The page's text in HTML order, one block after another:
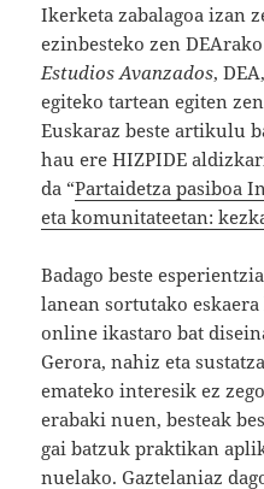
Ikerketa zabalagoa izan
ezinbesteko zen
Estudios Avanzados,
egiteko tartean egiten
Euskaraz beste artikulu
hau ere HIZPIDE
da “Partaidetza pasiboa
eta komunitateetan:
Badago beste
lanean sortutako
online ikastaro bat
Gerora, nahiz eta
emateko interesik ez
erabaki nuen, besteak
gai batzuk praktikan
nuelako. Gaztelaniaz